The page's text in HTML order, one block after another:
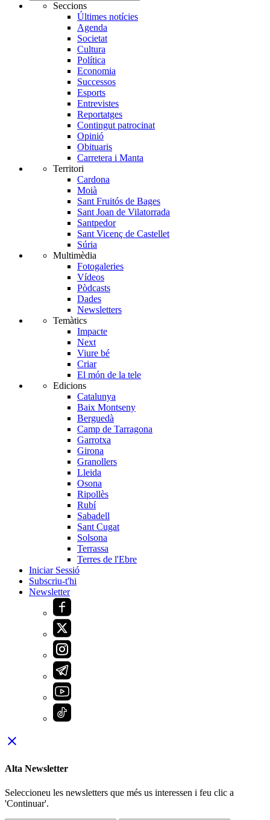
Seccions
Últimes notícies
Agenda
Societat
Cultura
Política
Economia
Successos
Esports
Entrevistes
Reportatges
Contingut patrocinat
Opinió
Obituaris
Carretera i Manta
Territori
Cardona
Moià
Sant Fruitós de Bages
Sant Joan de Vilatorrada
Santpedor
Sant Vicenç de Castellet
Súria
Multimèdia
Fotogaleries
Vídeos
Pòdcasts
Dades
Newsletters
Temàtics
Impacte
Next
Viure bé
Criar
El món de la tele
Edicions
Catalunya
Baix Montseny
Berguedà
Camp de Tarragona
Garrotxa
Girona
Granollers
Lleida
Osona
Ripollès
Rubí
Sabadell
Sant Cugat
Solsona
Terrassa
Terres de l'Ebre
Iniciar Sessió
Subscriu-t'hi
Newsletter
close
Alta Newsletter
Seleccioneu les newsletters que més us interessen i feu clic a
'Continuar'.